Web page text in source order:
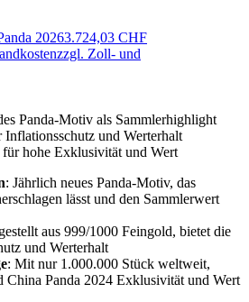
20263.724,03 CHF
zzgl. Zoll- und
Panda-Motiv als Sammlerhighlight
und Werterhalt
hohe Exklusivität und Wert
: Jährlich neues Panda-Motiv, das
lässt und den Sammlerwert
aus 999/1000 Feingold, bietet die
und Werterhalt
: Mit nur 1.000.000 Stück weltweit,
China Panda 2024 Exklusivität und Wert